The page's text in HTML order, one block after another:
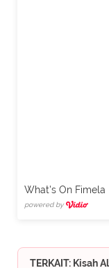
What's On Fimela
powered by
TERKAIT: Kisah